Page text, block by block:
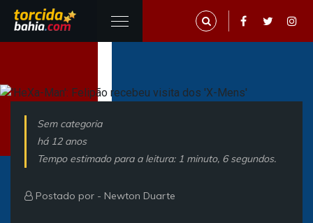
Sem categoria
há 12 anos
Tempo estimado para a leitura: 1 minuto, 6 segundos.
Postado por - Newton Duarte